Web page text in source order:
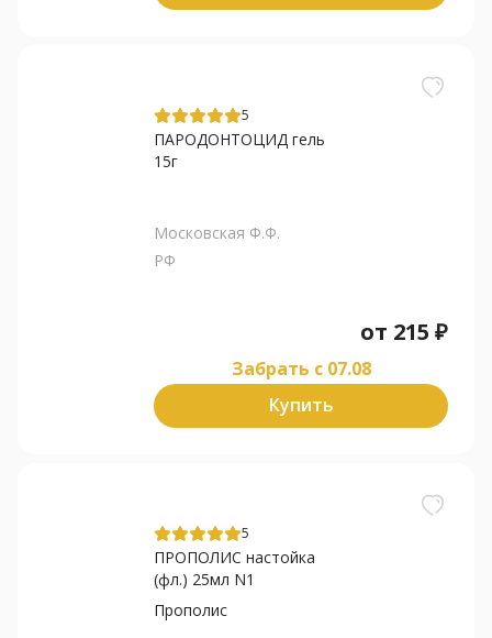
5
ПАРОДОНТОЦИД гель
15г
Московская Ф.Ф.
РФ
от 215 ₽
Забрать c 07.08
Купить
5
ПРОПОЛИС настойка
(фл.) 25мл N1
Прополис